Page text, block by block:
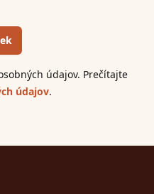
údajov. Prečítajte
údajov.